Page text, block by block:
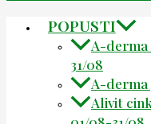
POPUSTI
A-derma
31/08
A-derma
Alivit